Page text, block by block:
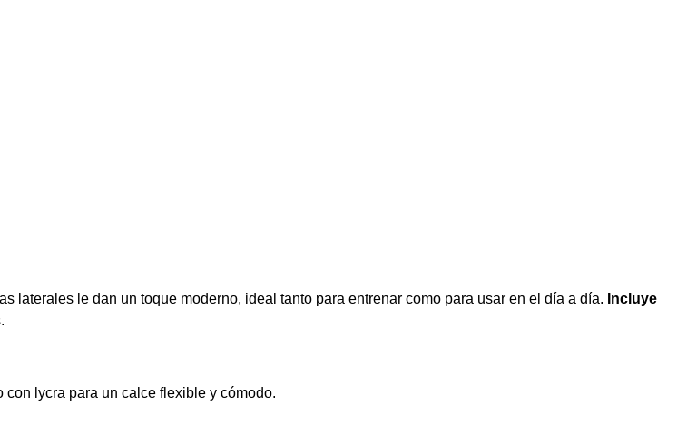
laterales le dan un toque moderno, ideal tanto para entrenar como para usar en el día a día. Incluye
lycra para un calce flexible y cómodo.